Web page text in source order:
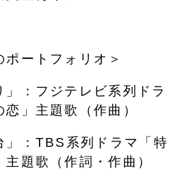
ポートフォリオ＞
」：フジテレビ系列ドラ
」主題歌（作曲）
」：TBS系列ドラマ「特
題歌（作詞・作曲）